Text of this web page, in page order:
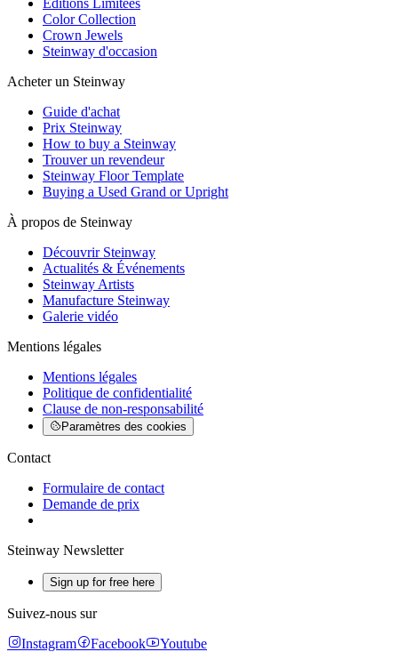
Color Collection
Crown Jewels
Steinway d'occasion
Acheter un Steinway
Guide d'achat
Prix Steinway
How to buy a Steinway
Trouver un revendeur
Steinway Floor Template
Buying a Used Grand or Upright
À propos de Steinway
Découvrir Steinway
Actualités & Événements
Steinway Artists
Manufacture Steinway
Galerie vidéo
Mentions légales
Mentions légales
Politique de confidentialité
Clause de non-responsabilité
Paramètres des cookies
Contact
Formulaire de contact
Demande de prix
Steinway Newsletter
Sign up for free here
Suivez-nous sur
Instagram
Facebook Youtube